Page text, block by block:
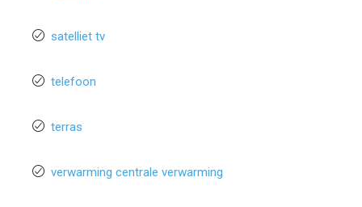
satelliet tv
telefoon
terras
verwarming centrale verwarming